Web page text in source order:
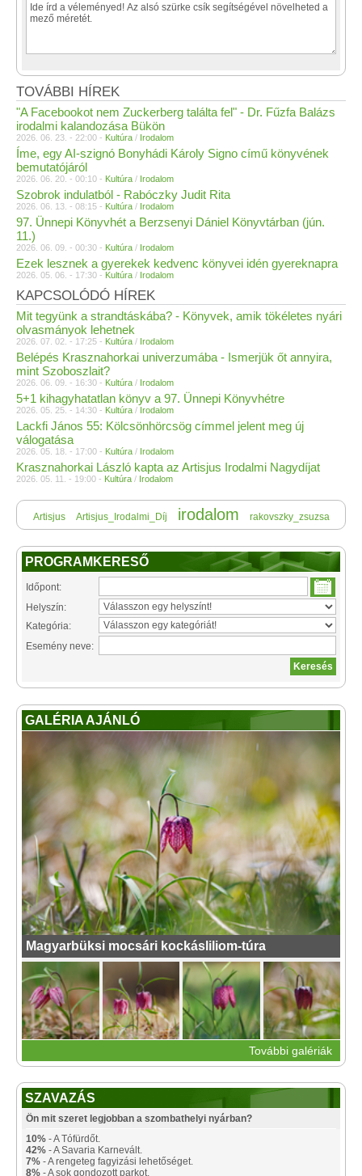
TOVÁBBI HÍREK
"A Facebookot nem Zuckerberg találta fel" - Dr. Fűzfa Balázs
irodalmi kalandozása Bükön
2026. 06. 23. - 22:00 - Kultúra / Irodalom
Íme, egy AI-szignó Bonyhádi Károly Signo című könyvének
bemutatójáról
2026. 06. 20. - 00:10 - Kultúra / Irodalom
Szobrok indulatból - Rabóczky Judit Rita
2026. 06. 13. - 08:15 - Kultúra / Irodalom
97. Ünnepi Könyvhét a Berzsenyi Dániel Könyvtárban (jún.
11.)
2026. 06. 09. - 00:30 - Kultúra / Irodalom
Ezek lesznek a gyerekek kedvenc könyvei idén gyereknapra
2026. 05. 06. - 17:30 - Kultúra / Irodalom
KAPCSOLÓDÓ HÍREK
Mit tegyünk a strandtáskába? - Könyvek, amik tökéletes nyári
olvasmányok lehetnek
2026. 07. 02. - 17:25 - Kultúra / Irodalom
Belépés Krasznahorkai univerzumába - Ismerjük őt annyira,
mint Szoboszlait?
2026. 06. 09. - 16:30 - Kultúra / Irodalom
5+1 kihagyhatatlan könyv a 97. Ünnepi Könyvhétre
2026. 05. 25. - 14:30 - Kultúra / Irodalom
Lackfi János 55: Kölcsönhörcsög címmel jelent meg új
válogatása
2026. 05. 18. - 17:00 - Kultúra / Irodalom
Krasznahorkai László kapta az Artisjus Irodalmi Nagydíjat
2026. 05. 11. - 19:00 - Kultúra / Irodalom
Artisjus Artisjus_Irodalmi_Díj irodalom rakovszky_zsuzsa
PROGRAMKERESŐ
Időpont:
Helyszín:
Kategória:
Esemény neve:
GALÉRIA AJÁNLÓ
Magyarbüksi mocsári kockásliliom-túra
További galériák
SZAVAZÁS
Ön mit szeret legjobban a szombathelyi nyárban?
10% - A Tófürdőt.
42% - A Savaria Karnevált.
7% - A rengeteg fagyizási lehetőséget.
8% - A sok gondozott parkot.